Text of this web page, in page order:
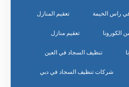
راس الخيمة تعقيم المنازل
الكورونا تعقيم منازل
تنظيف السجاد في العين
شركات تنظيف السجاد في دبي